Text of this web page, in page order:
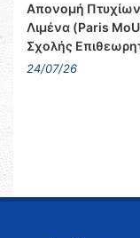
Απονομή Πτυχίων
Λιμένα (Paris
Σχολής
24/07/26